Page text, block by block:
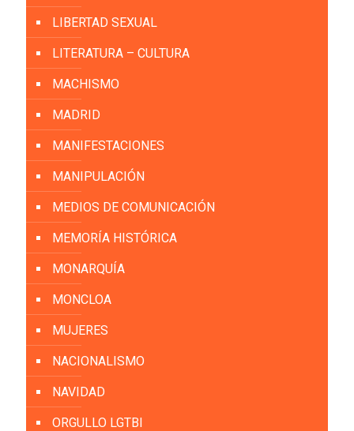
LIBERTAD SEXUAL
LITERATURA – CULTURA
MACHISMO
MADRID
MANIFESTACIONES
MANIPULACIÓN
MEDIOS DE COMUNICACIÓN
MEMORÍA HISTÓRICA
MONARQUÍA
MONCLOA
MUJERES
NACIONALISMO
NAVIDAD
ORGULLO LGTBI